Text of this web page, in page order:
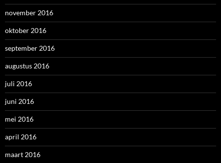
november 2016
oktober 2016
september 2016
augustus 2016
juli 2016
juni 2016
mei 2016
april 2016
maart 2016